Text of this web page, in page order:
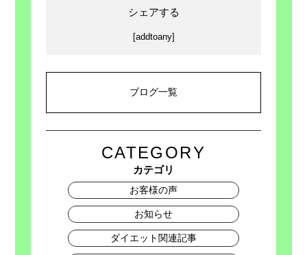
シェアする
[addtoany]
ブログ一覧
CATEGORY
カテゴリ
お客様の声
お知らせ
ダイエット関連記事